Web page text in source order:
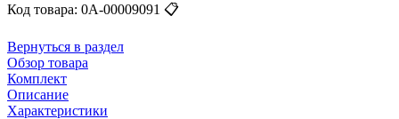
Код товара: 0А-00009091 📋
Вернуться в раздел
Обзор товара
Комплект
Описание
Характеристики